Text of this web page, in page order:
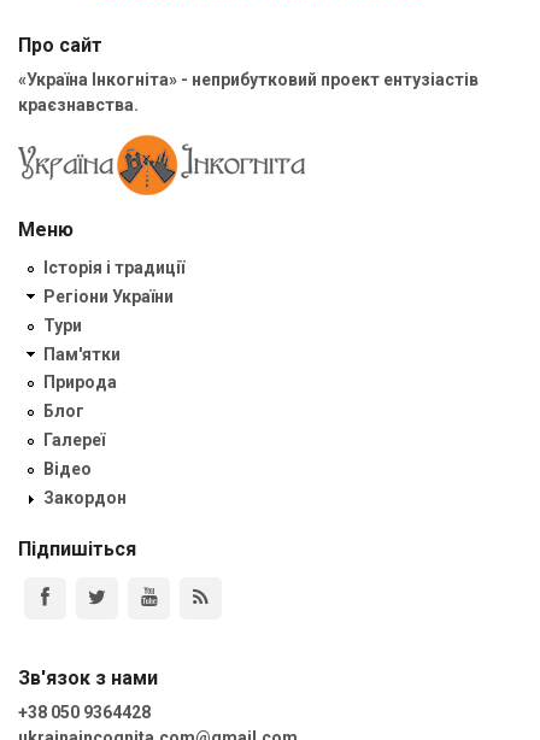
Про сайт
«Україна Інкогніта» - неприбутковий проект ентузіастів
краєзнавства.
Меню
Історія і традиції
Регіони України
Тури
Пам'ятки
Природа
Блог
Галереї
Відео
Закордон
Підпишіться
Зв'язок з нами
+38 050 9364428